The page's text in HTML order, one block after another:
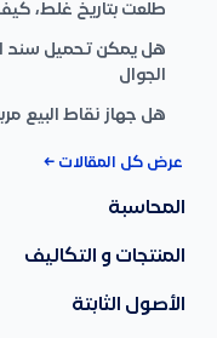
طلعت بتاريخ غلط،
هل يمكن تحميل سند
الجوال
هل جهاز نقاط البيع
عرض كل المقالات ←
المحاسبة
المنتجات و التكاليف
الأصول الثابتة